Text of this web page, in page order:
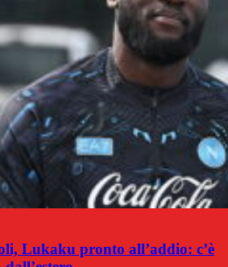
Lukaku pronto all’addio: c’è